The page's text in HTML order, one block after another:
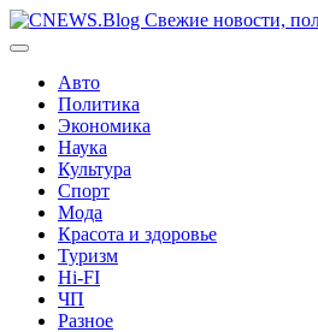
Перейти
к
Авто
Политика
Экономика
Наука
Культура
Спорт
Мода
Красота и здоровье
Туризм
Hi-FI
ЧП
Разное